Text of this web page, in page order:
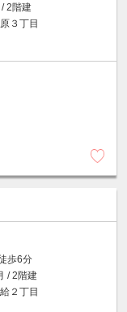
2階建
３丁目
歩6分
/ 2階建
２丁目